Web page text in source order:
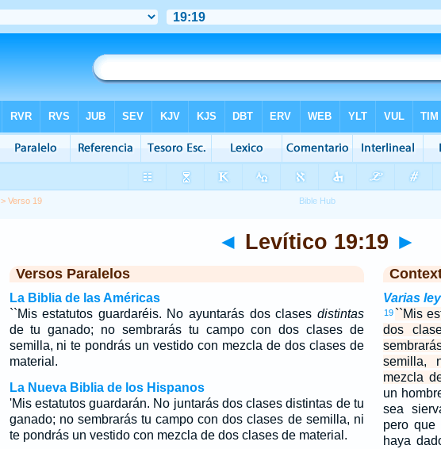
> Verso 19
◄ Levítico 19:19 ►
Versos Paralelos
La Biblia de las Américas
``Mis estatutos guardaréis. No ayuntarás dos clases distintas
de tu ganado; no sembrarás tu campo con dos clases de
semilla, ni te pondrás un vestido con mezcla de dos clases de
material.
La Nueva Biblia de los Hispanos
'Mis estatutos guardarán. No juntarás dos clases distintas de tu
ganado; no sembrarás tu campo con dos clases de semilla, ni
te pondrás un vestido con mezcla de dos clases de material.
Varias
19 ``Mis
dos
semilla,
mezcla
un
sea
pero
haya